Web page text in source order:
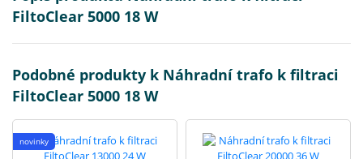
FiltoClear 5000 18 W
Podobné produkty k Náhradní trafo k filtraci
FiltoClear 5000 18 W
novinky